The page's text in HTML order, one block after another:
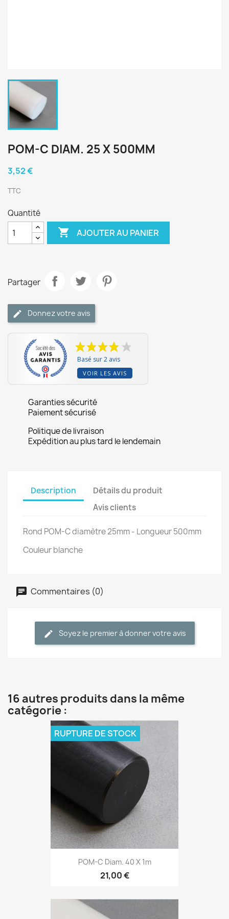
POM-C DIAM. 25 X 500MM
3,52 €
TTC
Quantité
 AJOUTER AU PANIER
Partager
Donnez votre avis
Basé sur 2 avis
VOIR LES AVIS
Garanties sécurité
Paiement sécurisé
Politique de livraison
Expédition au plus tard le lendemain
Description
Détails du produit
Avis clients
Rond POM-C diamètre 25mm - Longueur 500mm
Couleur blanche
Commentaires (0)
Soyez le premier à donner votre avis
16 autres produits dans la même
catégorie :
POM-C Diam. 40 X 1m
21,00 €
RUPTURE DE STOCK